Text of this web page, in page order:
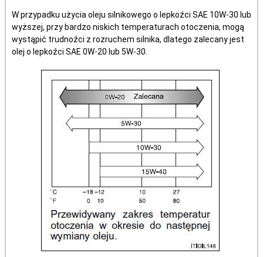
W przypadku użycia oleju silnikowego o lepkoźci SAE 10W-30 lub
wyższej, przy bardzo niskich temperaturach otoczenia, mogą
wystąpić trudnoźci z rozruchem silnika, dlatego zalecany jest
olej o lepkoźci SAE 0W-20 lub 5W-30.